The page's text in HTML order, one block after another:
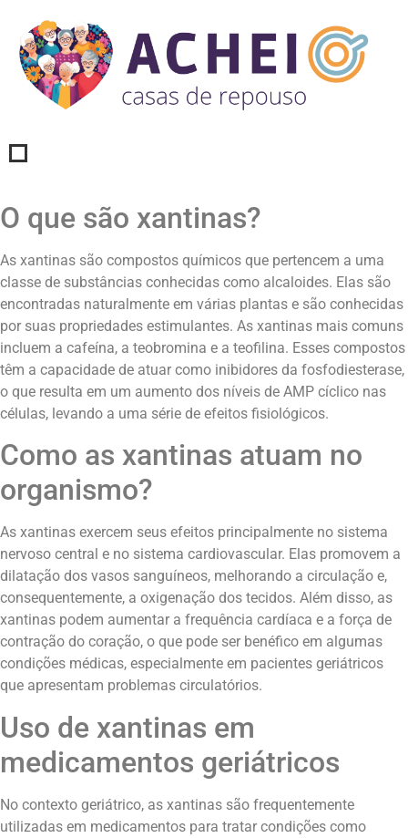
O que são xantinas?
As xantinas são compostos químicos que pertencem a uma
classe de substâncias conhecidas como alcaloides. Elas são
encontradas naturalmente em várias plantas e são conhecidas
por suas propriedades estimulantes. As xantinas mais comuns
incluem a cafeína, a teobromina e a teofilina. Esses compostos
têm a capacidade de atuar como inibidores da fosfodiesterase,
o que resulta em um aumento dos níveis de AMP cíclico nas
células, levando a uma série de efeitos fisiológicos.
Como as xantinas atuam no
organismo?
As xantinas exercem seus efeitos principalmente no sistema
nervoso central e no sistema cardiovascular. Elas promovem a
dilatação dos vasos sanguíneos, melhorando a circulação e,
consequentemente, a oxigenação dos tecidos. Além disso, as
xantinas podem aumentar a frequência cardíaca e a força de
contração do coração, o que pode ser benéfico em algumas
condições médicas, especialmente em pacientes geriátricos
que apresentam problemas circulatórios.
Uso de xantinas em
medicamentos geriátricos
No contexto geriátrico, as xantinas são frequentemente
utilizadas em medicamentos para tratar condições como